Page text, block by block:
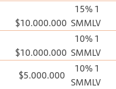
$10.000.000
15% 1
SMMLV
$10.000.000
10% 1
SMMLV
$5.000.000
10% 1
SMMLV